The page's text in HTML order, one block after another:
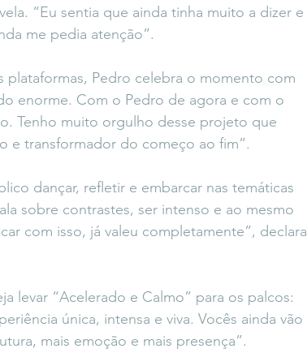
“Eu sentia que ainda tinha muito a dizer e
me pedia atenção”.
Pedro celebra o momento com
enorme. Com o Pedro de agora e com o
Tenho muito orgulho desse projeto que
e transformador do começo ao fim”.
dançar, refletir e embarcar nas temáticas
sobre contrastes, ser intenso e ao mesmo
com isso, já valeu completamente”, declara
levar “Acelerado e Calmo” para os palcos:
única, intensa e viva. Vocês ainda vão
mais emoção e mais presença”.